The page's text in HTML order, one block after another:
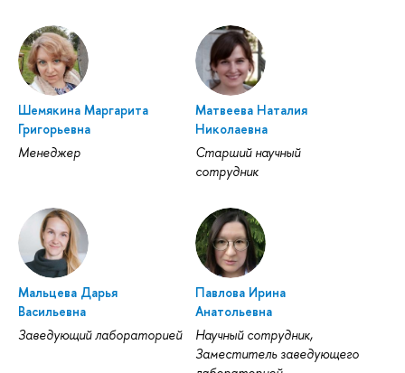
Шемякина Маргарита
Григорьевна
Менеджер
Матвеева Наталия
Николаевна
Старший научный
сотрудник
Мальцева Дарья
Васильевна
Заведующий лабораторией
Павлова Ирина
Анатольевна
Научный сотрудник,
Заместитель заведующего